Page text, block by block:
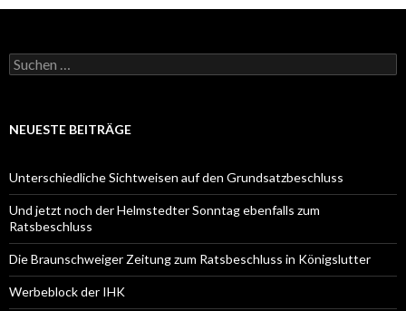
Suche
nach:
NEUESTE BEITRÄGE
Unterschiedliche Sichtweisen auf den Grundsatzbeschluss
Und jetzt noch der Helmstedter Sonntag ebenfalls zum
Ratsbeschluss
Die Braunschweiger Zeitung zum Ratsbeschluss in Königslutter
Werbeblock der IHK